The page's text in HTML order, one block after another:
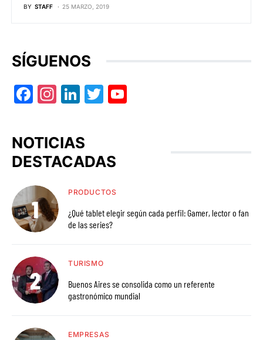
BY STAFF 25 MARZO, 2019
SÍGUENOS
Facebook
Instagram
LinkedIn
Twitter
NOTICIAS
DESTACADAS
PRODUCTOS
¿Qué tablet elegir según cada perfil: Gamer, lector o fan
de las series?
TURISMO
Buenos Aires se consolida como un referente
gastronómico mundial
EMPRESAS